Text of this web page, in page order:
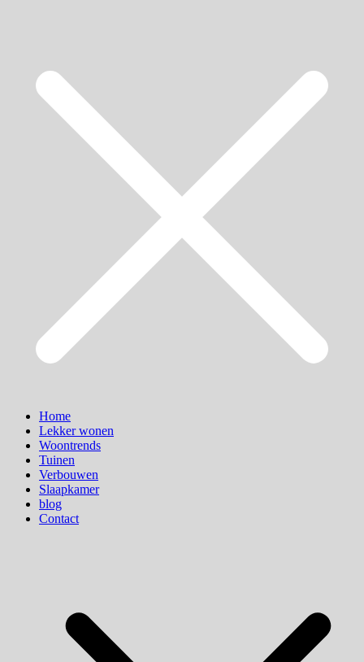
Home
Lekker wonen
Woontrends
Tuinen
Verbouwen
Slaapkamer
blog
Contact